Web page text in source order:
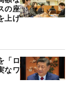
の座
上げ
「ロ
なワ